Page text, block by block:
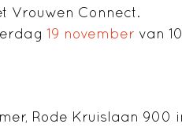
Vrouwen Connect.
19 november van
Rode Kruislaan 900